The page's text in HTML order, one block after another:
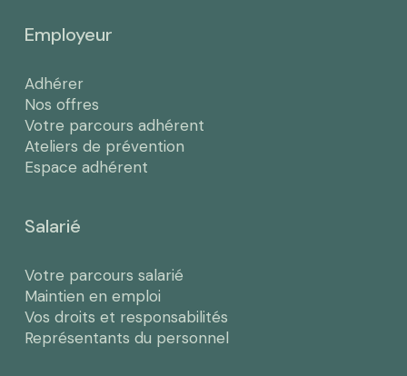
Employeur
Adhérer
Nos offres
Votre parcours adhérent
Ateliers de prévention
Espace adhérent
Salarié
Votre parcours salarié
Maintien en emploi
Vos droits et responsabilités
Représentants du personnel